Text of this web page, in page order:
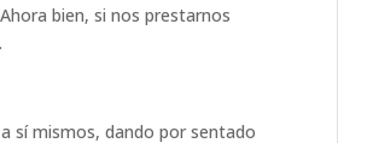
bien, si nos prestarnos
sí mismos, dando por sentado